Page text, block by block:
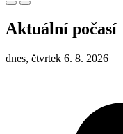
Aktuální počasí
dnes, čtvrtek 6. 8. 2026